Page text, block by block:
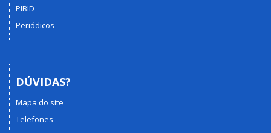
PIBID
Periódicos
DÚVIDAS?
Mapa do site
Telefones